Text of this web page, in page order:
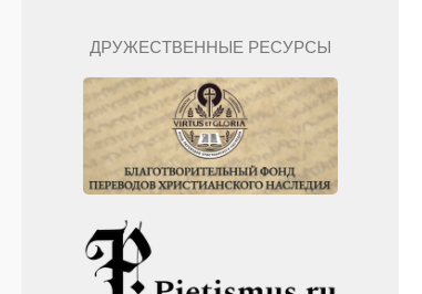
ДРУЖЕСТВЕННЫЕ РЕСУРСЫ